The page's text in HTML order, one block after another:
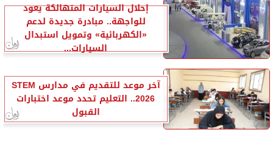
إحلال السيارات المتهالكة يعود
للواجهة.. مبادرة جديدة لدعم
«الكهربائية» وتمويل استبدال
السيارات...
آخر موعد للتقديم في مدارس STEM
2026.. التعليم تحدد موعد اختبارات
القبول